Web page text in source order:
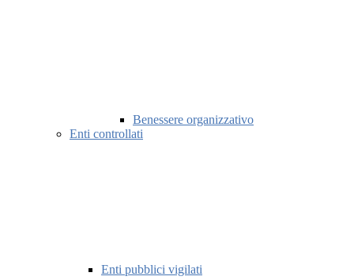
Benessere organizzativo
Enti controllati
Enti pubblici vigilati